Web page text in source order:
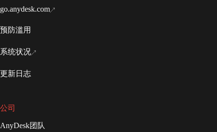
go.anydesk.com
预防滥用
系统状况
更新日志
公司
AnyDesk团队